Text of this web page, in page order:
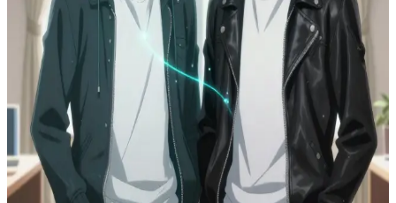
লাইডেন (তার মায়াবী আত্মা)
শান্ত লাইডেনের এক চিরন্তন এবং প্রেমময় ঐশ্বরিক সত্তা